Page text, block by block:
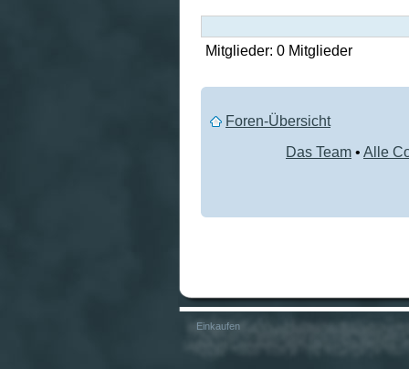
Mitglieder: 0 Mitglieder
Foren-Übersicht
Das Team • Alle
Einkaufen